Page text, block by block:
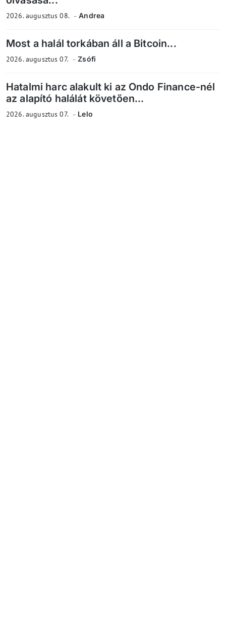
2026. augusztus 08. Andrea
Most a halál torkában áll a Bitcoin...
2026. augusztus 07. Zsófi
Hatalmi harc alakult ki az Ondo Finance-nél
az alapító halálát követően...
2026. augusztus 07. Lelo